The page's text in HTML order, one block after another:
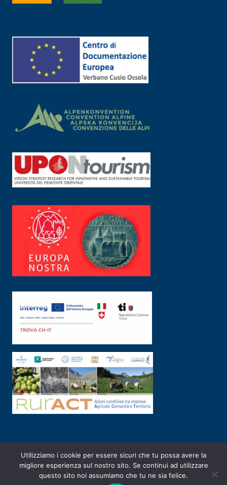
PRIVACY POLICY|2003-2026 ©ARSUNIVCO|Designed byE-SERV
Utilizziamo i cookie per essere sicuri che tu possa avere la
migliore esperienza sul nostro sito. Se continui ad utilizzare
questo sito noi assumiamo che tu ne sia felice.